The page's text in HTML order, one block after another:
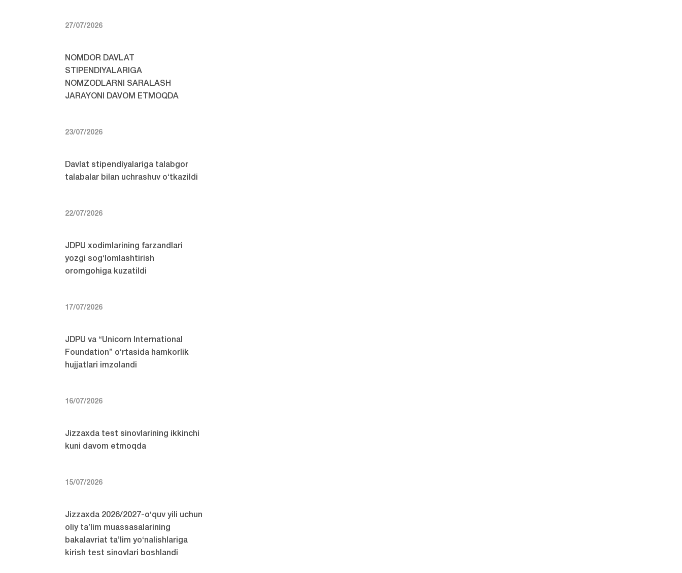
27/07/2026
NOMDOR DAVLAT
STIPENDIYALARIGA
NOMZODLARNI SARALASH
JARAYONI DAVOM ETMOQDA
23/07/2026
Davlat stipendiyalariga talabgor
talabalar bilan uchrashuv o‘tkazildi
22/07/2026
JDPU xodimlarining farzandlari
yozgi sog‘lomlashtirish
oromgohiga kuzatildi
17/07/2026
JDPU va “Unicorn International
Foundation” o‘rtasida hamkorlik
hujjatlari imzolandi
16/07/2026
Jizzaxda test sinovlarining ikkinchi
kuni davom etmoqda
15/07/2026
Jizzaxda 2026/2027-o‘quv yili uchun
oliy ta’lim muassasalarining
bakalavriat ta’lim yo‘nalishlariga
kirish test sinovlari boshlandi